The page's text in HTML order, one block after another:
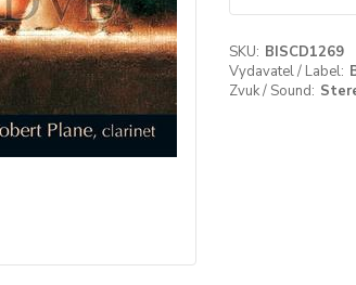
SKU: BISCD1269
Vydavatel / Label:
Zvuk / Sound: